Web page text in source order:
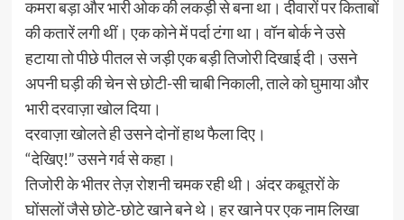
कमरा बड़ा और भारी ओक की लकड़ी से बना था। दीवारों पर किताबों
की कतारें लगी थीं। एक कोने में पर्दा टंगा था। वॉन बोर्क ने उसे
हटाया तो पीछे पीतल से जड़ी एक बड़ी तिजोरी दिखाई दी। उसने
अपनी घड़ी की चेन से छोटी-सी चाबी निकाली, ताले को घुमाया और
भारी दरवाज़ा खोल दिया।
दरवाज़ा खोलते ही उसने दोनों हाथ फैला दिए।
“देखिए!” उसने गर्व से कहा।
तिजोरी के भीतर तेज़ रोशनी चमक रही थी। अंदर कबूतरों के
घोंसलों जैसे छोटे-छोटे खाने बने थे। हर खाने पर एक नाम लिखा